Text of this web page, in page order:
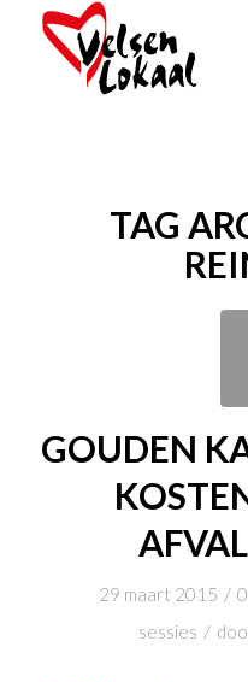
TAG
GOUDEN
29 maart 2015 /
sessies /